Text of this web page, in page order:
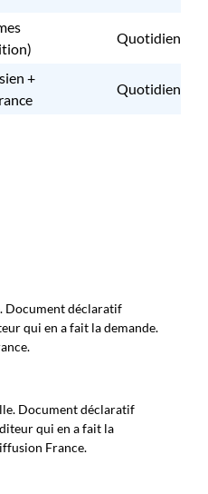
Quotidien
+
Quotidien
Document déclaratif
qui en a fait la demande.
Document déclaratif
qui en a fait la
France.